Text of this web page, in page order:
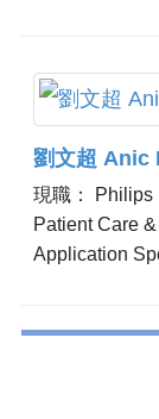
劉文超 Anic
現職： Philips
Patient Care
Application